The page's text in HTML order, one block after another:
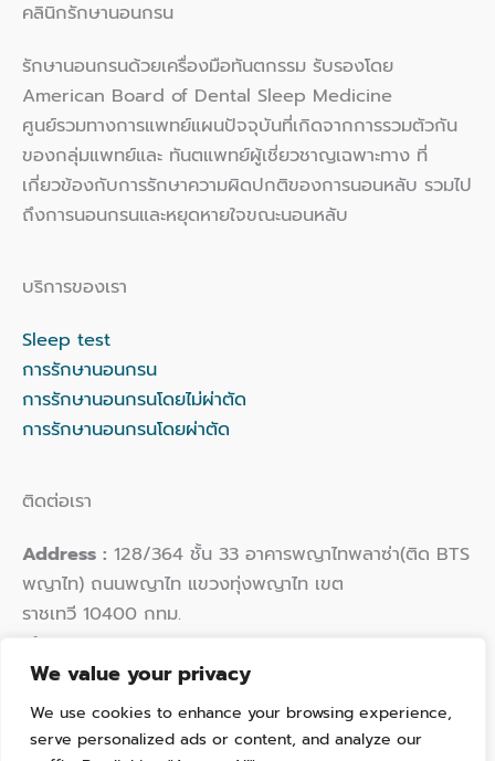
We value your privacy
We use cookies to enhance your browsing experience,
serve personalized ads or content, and analyze our
คลินิกรักษานอนกรน
รักษานอนกรนด้วยเครื่องมือทันตกรรม รับรองโดย
American Board of Dental Sleep Medicine
ศูนย์รวมทางการแพทย์แผนปัจจุบันที่เกิดจากการรวมตัวกัน
ของกลุ่มแพทย์และ ทันตแพทย์ผู้เชี่ยวชาญเฉพาะทาง ที่
เกี่ยวข้องกับการรักษาความผิดปกติของการนอนหลับ รวมไป
ถึงการนอนกรนและหยุดหายใจขณะนอนหลับ
บริการของเรา
Sleep test
การรักษานอนกรน
การรักษานอนกรนโดยไม่ผ่าตัด
การรักษานอนกรนโดยผ่าตัด
ติดต่อเรา
Address : 128/364 ชั้น 33 อาคารพญาไทพลาซ่า(ติด BTS
พญาไท) ถนนพญาไท แขวงทุ่งพญาไท เขต
ราชเทวี 10400 กทม.
Phone :
Email :hello@thaisleepwellness.com